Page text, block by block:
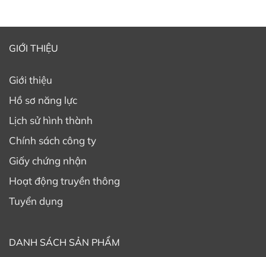
GIỚI THIỆU
Giới thiệu
Hồ sơ năng lực
Lịch sử hình thành
Chính sách công ty
Giấy chứng nhận
Hoạt động truyền thông
Tuyển dụng
DANH SÁCH SẢN PHẨM